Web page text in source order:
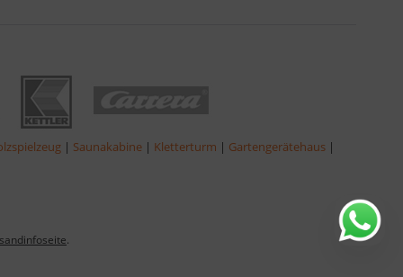
| Saunakabine | Kletterturm | Gartengerätehaus |
.